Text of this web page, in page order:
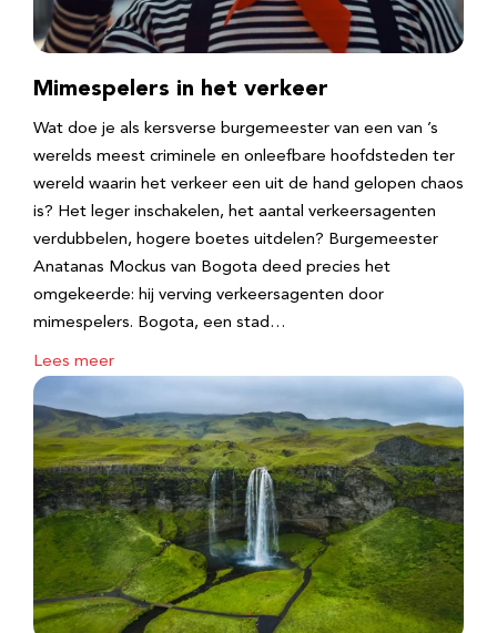
Mimespelers in het verkeer
Wat doe je als kersverse burgemeester van een van ’s
werelds meest criminele en onleefbare hoofdsteden ter
wereld waarin het verkeer een uit de hand gelopen chaos
is? Het leger inschakelen, het aantal verkeersagenten
verdubbelen, hogere boetes uitdelen? Burgemeester
Anatanas Mockus van Bogota deed precies het
omgekeerde: hij verving verkeersagenten door
mimespelers. Bogota, een stad…
Lees meer